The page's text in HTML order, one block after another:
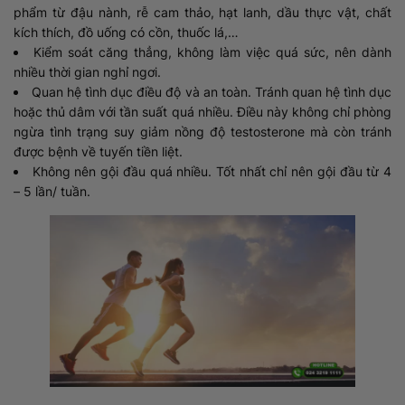
phẩm từ đậu nành, rễ cam thảo, hạt lanh, dầu thực vật, chất
kích thích, đồ uống có cồn, thuốc lá,…
Kiểm soát căng thẳng, không làm việc quá sức, nên dành
nhiều thời gian nghỉ ngơi.
Quan hệ tình dục điều độ và an toàn. Tránh quan hệ tình dục
hoặc thủ dâm với tần suất quá nhiều. Điều này không chỉ phòng
ngừa tình trạng suy giảm nồng độ testosterone mà còn tránh
được bệnh về tuyến tiền liệt.
Không nên gội đầu quá nhiều. Tốt nhất chỉ nên gội đầu từ 4
– 5 lần/ tuần.